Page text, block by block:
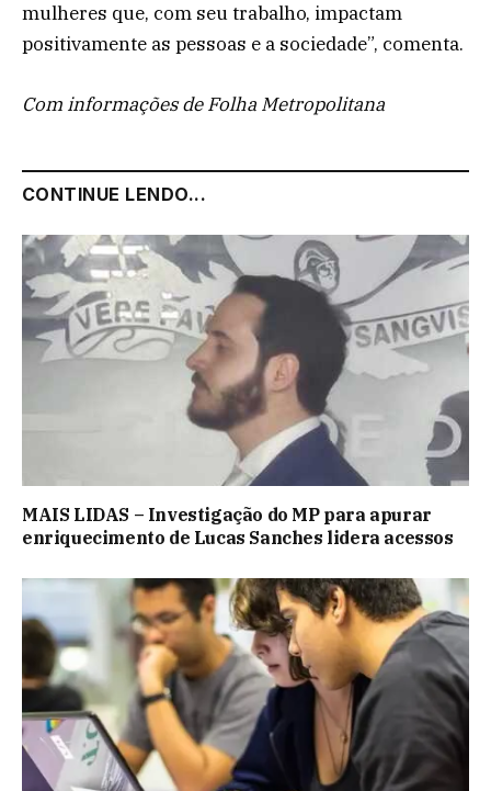
mulheres que, com seu trabalho, impactam
positivamente as pessoas e a sociedade”, comenta.
Com informações de Folha Metropolitana
CONTINUE LENDO...
MAIS LIDAS – Investigação do MP para apurar
enriquecimento de Lucas Sanches lidera acessos